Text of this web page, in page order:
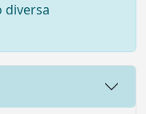
diversa